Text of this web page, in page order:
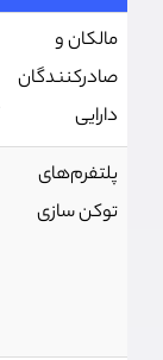
مالکان و
صادرکنندگان
دارایی
پلتفرم‌های
توکن سازی